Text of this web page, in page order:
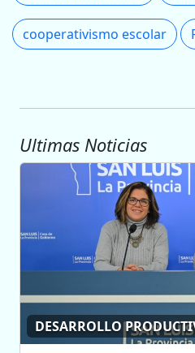
cooperativismo escolar
Ultimas Noticias
DESARROLLO